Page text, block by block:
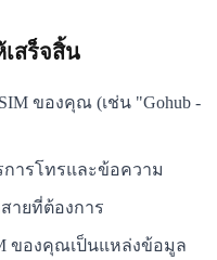
สร็จสิ้น
ของคุณ (เช่น "Gohub -
การโทรและข้อความ
สายที่ต้องการ
ของคุณเป็นแหล่งข้อมูล